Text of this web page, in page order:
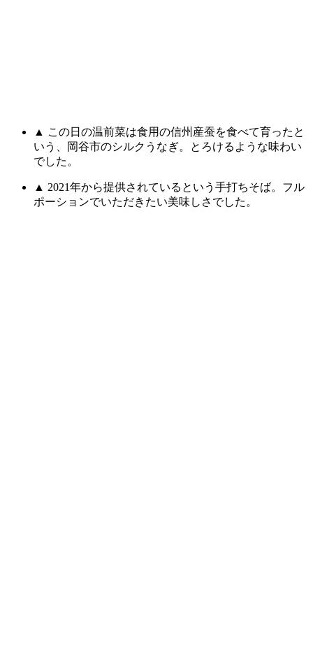
▲ この日の温前菜は食用の信州産蚕を食べて育ったと
いう、岡谷市のシルクうなぎ。とろけるような味わい
でした。
▲ 2021年から提供されているという手打ちそば。フル
ポーションでいただきたい美味しさでした。